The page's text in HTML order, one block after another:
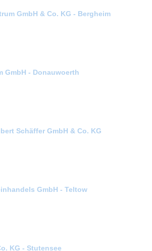
GmbH & Co. KG - Bergheim
GmbH - Donauwoerth
Schäffer GmbH & Co. KG
GmbH - Teltow
KG - Stutensee